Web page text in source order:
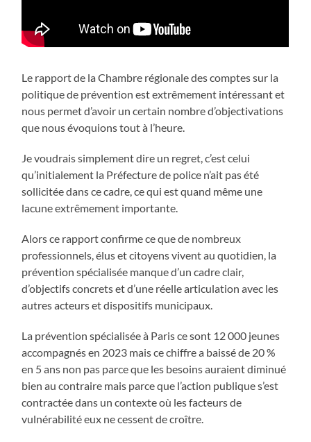
Le rapport de la Chambre régionale des comptes sur la
politique de prévention est extrêmement intéressant et
nous permet d’avoir un certain nombre d’objectivations
que nous évoquions tout à l’heure.
Je voudrais simplement dire un regret, c’est celui
qu’initialement la Préfecture de police n’ait pas été
sollicitée dans ce cadre, ce qui est quand même une
lacune extrêmement importante.
Alors ce rapport confirme ce que de nombreux
professionnels, élus et citoyens vivent au quotidien, la
prévention spécialisée manque d’un cadre clair,
d’objectifs concrets et d’une réelle articulation avec les
autres acteurs et dispositifs municipaux.
La prévention spécialisée à Paris ce sont 12 000 jeunes
accompagnés en 2023 mais ce chiffre a baissé de 20 %
en 5 ans non pas parce que les besoins auraient diminué
bien au contraire mais parce que l’action publique s’est
contractée dans un contexte où les facteurs de
vulnérabilité eux ne cessent de croître.